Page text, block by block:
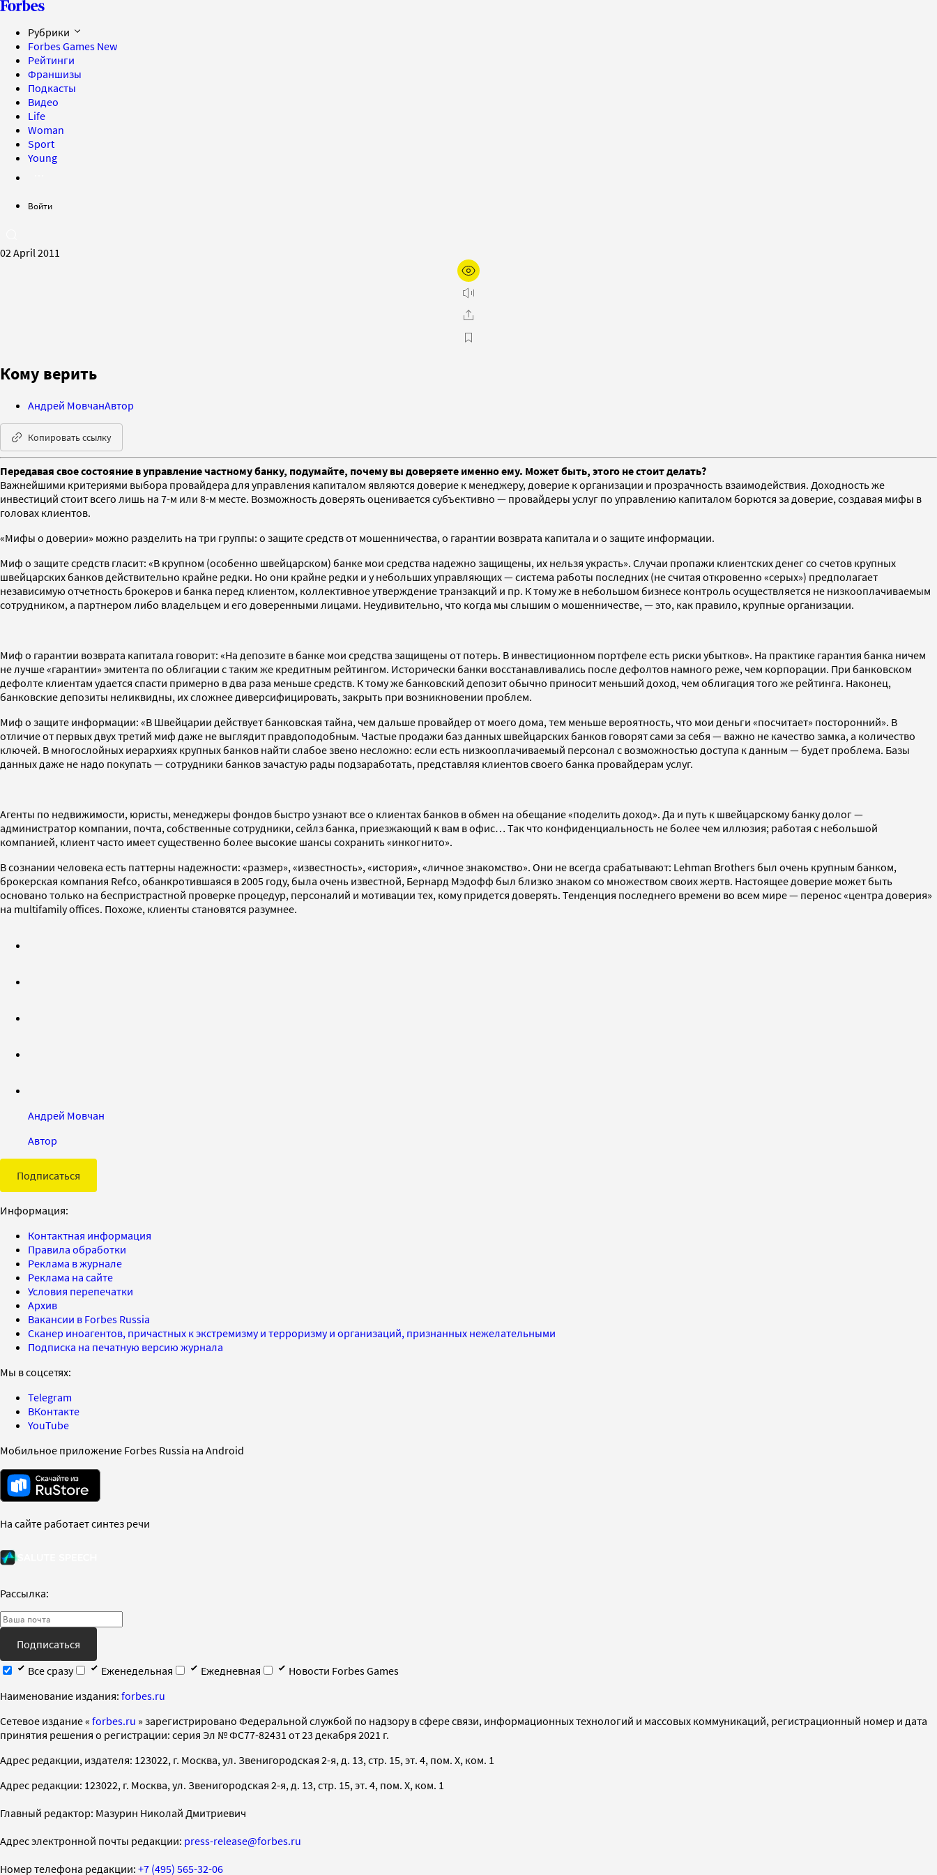
Рубрики
Forbes Games New
Рейтинги
Франшизы
Подкасты
Видео
Life
Woman
Sport
Young
Войти
02 April 2011
Кому верить
Андрей МовчанАвтор
Копировать ссылку
Передавая свое состояние в управление частному банку, подумайте, почему вы доверяете именно ему. Может быть, этого не стоит делать?
Важнейшими критериями выбора провайдера для управления капиталом являются доверие к менеджеру, доверие к организации и прозрачность взаимодействия. Доходность же
инвестиций стоит всего лишь на 7-м или 8-м месте. Возможность доверять оценивается субъективно — провайдеры услуг по управлению капиталом борются за доверие, создавая мифы в
головах клиентов.
«Мифы о доверии» можно разделить на три группы: о защите средств от мошенничества, о гарантии возврата капитала и о защите информации.
Миф о защите средств гласит: «В крупном (особенно швейцарском) банке мои средства надежно защищены, их нельзя украсть». Случаи пропажи клиентских денег со счетов крупных
швейцарских банков действительно крайне редки. Но они крайне редки и у небольших управляющих — система работы последних (не считая откровенно «серых») предполагает
независимую отчетность брокеров и банка перед клиентом, коллективное утверждение транзакций и пр. К тому же в небольшом бизнесе контроль осуществляется не низкооплачиваемым
сотрудником, а партнером либо владельцем и его доверенными лицами. Неудивительно, что когда мы слышим о мошенничестве, — это, как правило, крупные организации.
Миф о гарантии возврата капитала говорит: «На депозите в банке мои средства защищены от потерь. В инвестиционном портфеле есть риски убытков». На практике гарантия банка ничем
не лучше «гарантии» эмитента по облигации с таким же кредитным рейтингом. Исторически банки восстанавливались после дефолтов намного реже, чем корпорации. При банковском
дефолте клиентам удается спасти примерно в два раза меньше средств. К тому же банковский депозит обычно приносит меньший доход, чем облигация того же рейтинга. Наконец,
банковские депозиты неликвидны, их сложнее диверсифицировать, закрыть при возникновении проблем.
Миф о защите информации: «В Швейцарии действует банковская тайна, чем дальше провайдер от моего дома, тем меньше вероятность, что мои деньги «посчитает» посторонний». В
отличие от первых двух третий миф даже не выглядит правдоподобным. Частые продажи баз данных швейцарских банков говорят сами за себя — важно не качество замка, а количество
ключей. В многослойных иерархиях крупных банков найти слабое звено несложно: если есть низкооплачиваемый персонал с возможностью доступа к данным — будет проблема. Базы
данных даже не надо покупать — сотрудники банков зачастую рады подзаработать, представляя клиентов своего банка провайдерам услуг.
Агенты по недвижимости, юристы, менеджеры фондов быстро узнают все о клиентах банков в обмен на обещание «поделить доход». Да и путь к швейцарскому банку долог —
администратор компании, почта, собственные сотрудники, сейлз банка, приезжающий к вам в офис… Так что конфиденциальность не более чем иллюзия; работая с небольшой
компанией, клиент часто имеет существенно более высокие шансы сохранить «инкогнито».
В сознании человека есть паттерны надежности: «размер», «известность», «история», «личное знакомство». Они не всегда срабатывают: Lehman Brothers был очень крупным банком,
брокерская компания Refco, обанкротившаяся в 2005 году, была очень известной, Бернард Мэдофф был близко знаком со множеством своих жертв. Настоящее доверие может быть
основано только на беспристрастной проверке процедур, персоналий и мотивации тех, кому придется доверять. Тенденция последнего времени во всем мире — перенос «центра доверия»
на multifamily offices. Похоже, клиенты становятся разумнее.
Андрей Мовчан
Автор
Подписаться
Информация:
Контактная информация
Правила обработки
Реклама в журнале
Реклама на сайте
Условия перепечатки
Архив
Вакансии в Forbes Russia
Сканер иноагентов, причастных к экстремизму и терроризму и организаций, признанных нежелательными
Подписка на печатную версию журнала
Мы в соцсетях:
Telegram
ВКонтакте
YouTube
Мобильное приложение Forbes Russia на Android
На сайте работает синтез речи
Рассылка:
Подписаться
Все сразу
Еженедельная Ежедневная
Новости Forbes Games
Наименование издания: forbes.ru
Cетевое издание « forbes.ru » зарегистрировано Федеральной службой по надзору в сфере связи, информационных технологий и массовых коммуникаций, регистрационный номер и дата
принятия решения о регистрации: серия Эл № ФС77-82431 от 23 декабря 2021 г.
Адрес редакции, издателя: 123022, г. Москва, ул. Звенигородская 2-я, д. 13, стр. 15, эт. 4, пом. X, ком. 1
Адрес редакции: 123022, г. Москва, ул. Звенигородская 2-я, д. 13, стр. 15, эт. 4, пом. X, ком. 1
Главный редактор: Мазурин Николай Дмитриевич
Адрес электронной почты редакции: press-release@forbes.ru
Номер телефона редакции: +7 (495) 565-32-06